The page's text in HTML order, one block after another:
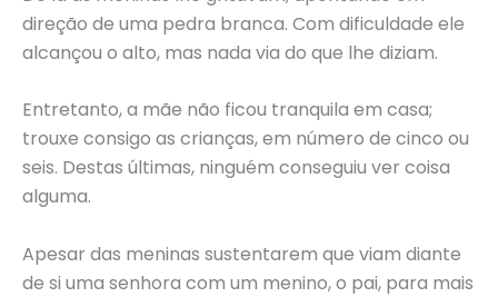
direção de uma pedra branca. Com dificuldade ele
alcançou o alto, mas nada via do que lhe diziam.
Entretanto, a mãe não ficou tranquila em casa;
trouxe consigo as crianças, em número de cinco ou
seis. Destas últimas, ninguém conseguiu ver coisa
alguma.
Apesar das meninas sustentarem que viam diante
de si uma senhora com um menino, o pai, para mais